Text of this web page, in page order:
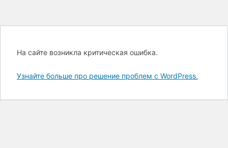
На сайте возникла критическая ошибка.
Узнайте больше про решение проблем с WordPress.